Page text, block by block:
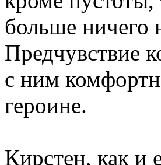
больше ничего
Предчувствие
с ним
героине.
Кирстен, как и